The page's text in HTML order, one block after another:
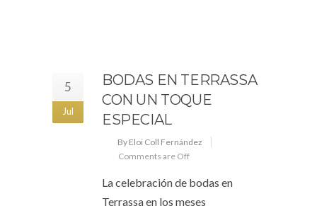
5
Jul
BODAS EN TERRASSA
CON UN TOQUE
ESPECIAL
By Eloi Coll Fernández
Comments are Off
La celebración de bodas en
Terrassa en los meses